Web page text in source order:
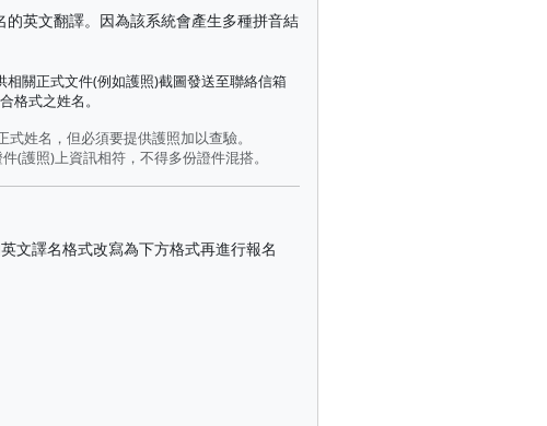
的英文翻譯。因為該系統會產生多種拼音結
關正式文件(例如護照)截圖發送至聯絡信箱
格式之姓名。
姓名，但必須要提供護照加以查驗。
護照)上資訊相符，不得多份證件混搭。
文譯名格式改寫為下方格式再進行報名